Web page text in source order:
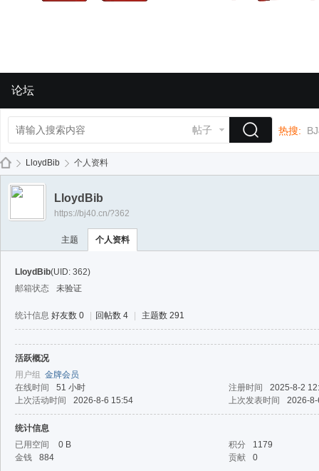
论坛
帖子 热搜:
›
LloydBib 个人资料
LloydBib
https://bj40.cn/?362
主题 个人资料
LloydBib(UID: 362)
邮箱状态
未验证
统计信息 好友数 0 回帖数 4 主题数 291
活跃概况
用户组 金牌会员
在线时间
51 小时 注册时间
2025-8-2
上次活动时间
2026-8-6 15:54 上次发表时间 2026-
统计信息
已用空间
0 B 积分
1179
金钱
884 贡献 0